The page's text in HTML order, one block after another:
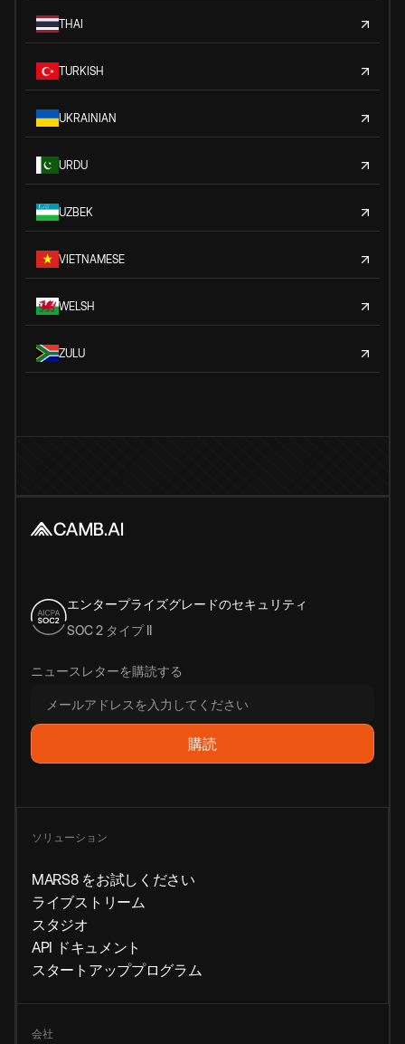
THAI
TURKISH
UKRAINIAN
URDU
UZBEK
VIETNAMESE
WELSH
ZULU
エンタープライズグレードのセキュリティ
SOC 2 タイプ II
ニュースレターを購読する
ソリューション
MARS8 をお試しください
ライブストリーム
スタジオ
API ドキュメント
スタートアッププログラム
会社